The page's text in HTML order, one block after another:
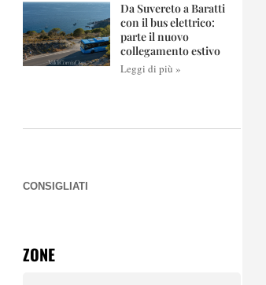
Da Suvereto a Baratti
con il bus elettrico:
parte il nuovo
collegamento estivo
Leggi di più »
CONSIGLIATI
ZONE